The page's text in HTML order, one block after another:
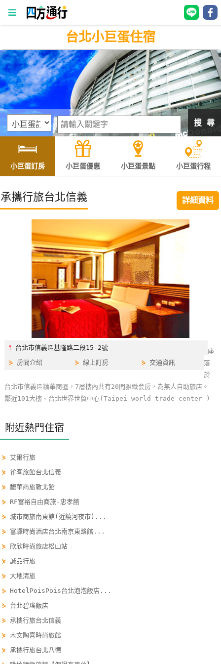
四
方
通
行
訂
房
灣
訂
房
直接跟飯店訂房HOT
紅
帶
玩
地
圖
顧
服
務
顧
客
滿
意
台北小巨蛋住宿
搜 尋
小巨蛋訂房 小巨蛋優惠 小巨蛋景點 小巨蛋行程
承攜行旅台北信義 詳細資料
⫯ 台北市信義區基隆路二段15-2號
⋟ 房間介紹 ⋟線上訂房 ⋟ 交通資訊
座
落
於
台北市信義區精華商圈，7層樓內共有20間雅緻套房，為無人自助旅店。
鄰近101大樓、台北世界世貿中心(Taipei world trade center )
附近熱門住宿
⋟艾爾行旅
⋟雀客旅館台北信義
⋟馥華商旅敦北館
⋟ RF富裕自由商旅-忠孝館
⋟城市商旅南東館(近饒河夜市)...
⋟ 富驛時尚酒店台北南京東路館...
⋟ 欣欣時尚旅店松山站
⋟誠品行旅
⋟大地清旅
⋟ HotelPoisPois台北泡泡飯店...
⋟ 台北碧瑤飯店
⋟承攜行旅台北信義
⋟木文陶喜時尚旅館
⋟承攜行旅台北八德